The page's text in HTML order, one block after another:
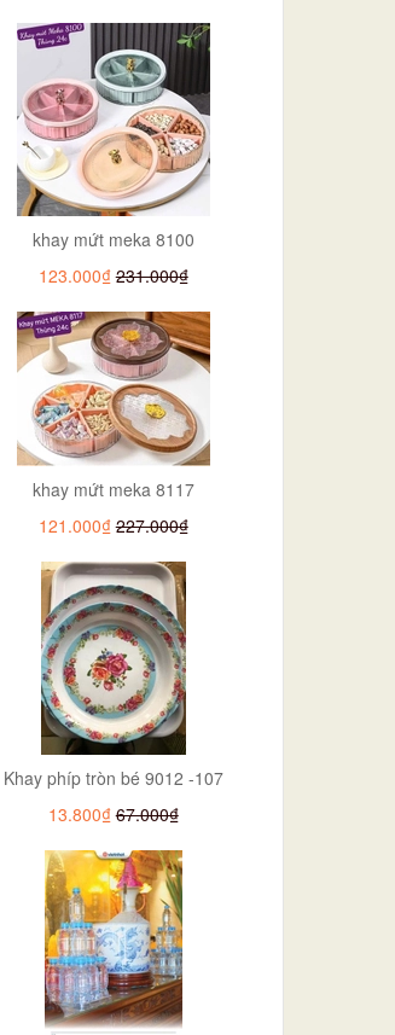
khay mứt meka 8100
123.000₫ 231.000₫
khay mứt meka 8117
121.000₫ 227.000₫
Khay phíp tròn bé 9012 -107
13.800₫ 67.000₫